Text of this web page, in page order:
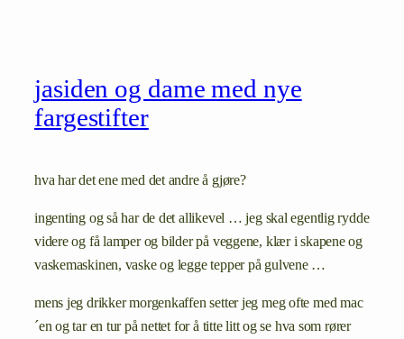
jasiden og dame med nye
fargestifter
hva har det ene med det andre å gjøre?
ingenting og så har de det allikevel … jeg skal egentlig rydde
videre og få lamper og bilder på veggene, klær i skapene og
vaskemaskinen, vaske og legge tepper på gulvene …
mens jeg drikker morgenkaffen setter jeg meg ofte med mac
´en og tar en tur på nettet for å titte litt og se hva som rører